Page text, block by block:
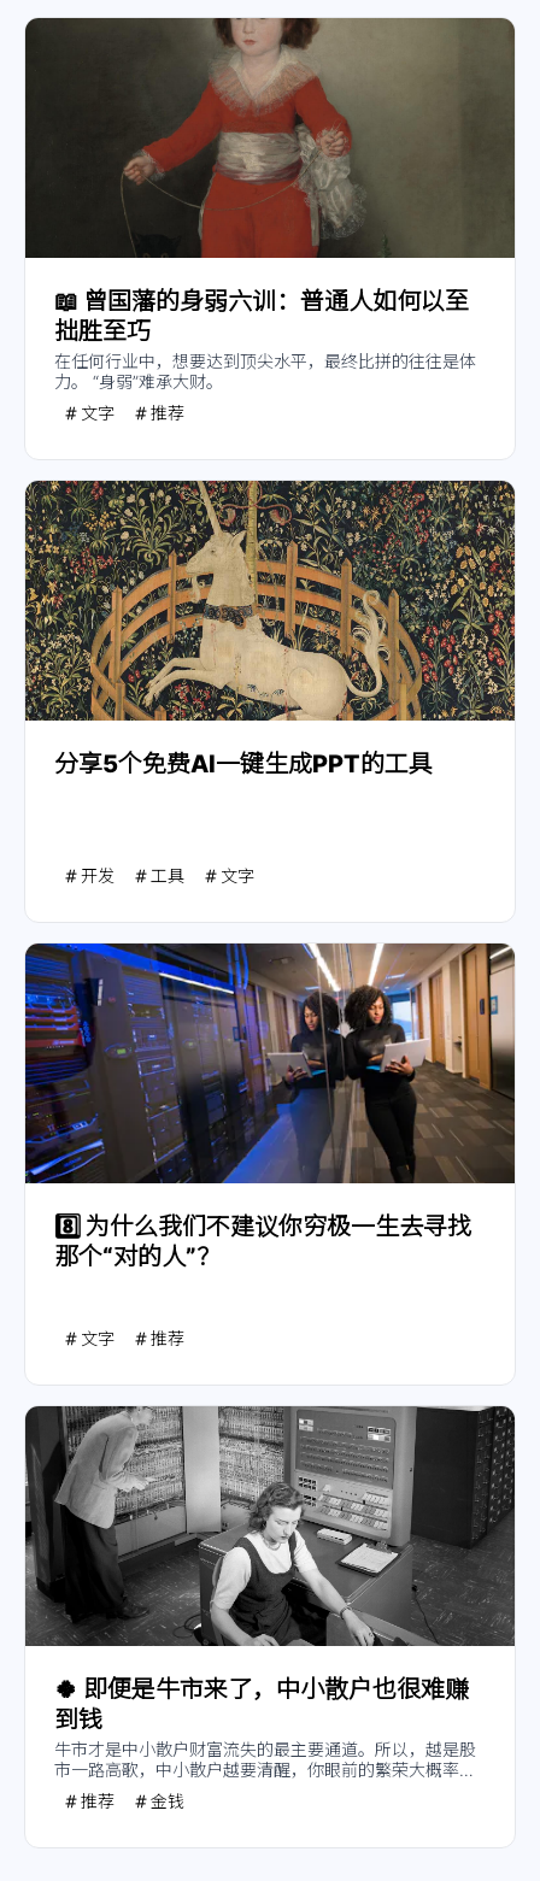
📖 曾国藩的身弱六训：普通人如何以至
拙胜至巧
在任何行业中，想要达到顶尖水平，最终比拼的往往是体
力。 “身弱”难承大财。
文字
推荐
分享5个免费AI一键生成PPT的工具
开发 工具 文字
8️⃣ 为什么我们不建议你穷极一生去寻找
那个“对的人”？
文字 推荐
🍀 即便是牛市来了，中小散户也很难赚
到钱
牛市才是中小散户财富流失的最主要通道。所以，越是股
市一路高歌，中小散户越要清醒，你眼前的繁荣大概率并
不属于你。
推荐 金钱